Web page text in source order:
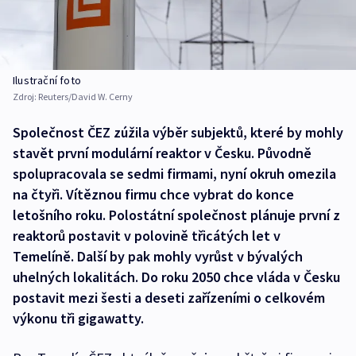
Ilustrační foto
Zdroj: Reuters/David W. Cerny
Společnost ČEZ zúžila výběr subjektů, které by mohly
stavět první modulární reaktor v Česku. Původně
spolupracovala se sedmi firmami, nyní okruh omezila
na čtyři. Vítěznou firmu chce vybrat do konce
letošního roku. Polostátní společnost plánuje první z
reaktorů postavit v polovině třicátých let v
Temelíně. Další by pak mohly vyrůst v bývalých
uhelných lokalitách. Do roku 2050 chce vláda v Česku
postavit mezi šesti a deseti zařízeními o celkovém
výkonu tři gigawatty.